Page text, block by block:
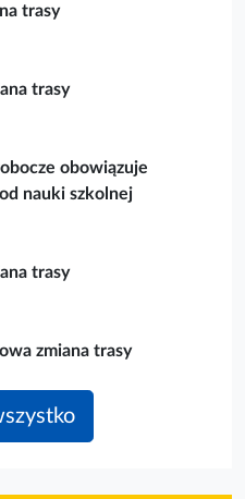
trasy
trasy
obowiązuje
nauki szkolnej
trasy
zmiana trasy